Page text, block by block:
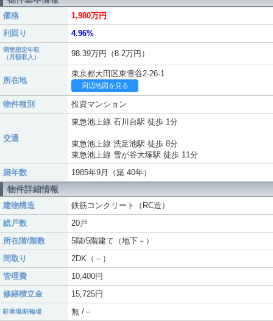
価格
1,980万円
利回り
4.96%
満室想定年収
（月額収入）
98.39万円（8.2万円）
所在地
東京都大田区東雪谷2-26-1
周辺地図を見る
物件種別 投資マンション
交通
東急池上線 石川台駅 徒歩 1分
東急池上線 洗足池駅 徒歩 8分
東急池上線 雪が谷大塚駅 徒歩 11分
築年数
1985年9月（築 40年）
物件詳細情報
建物構造
鉄筋コンクリート（RC造）
総戸数
20戸
所在階/階数
5階/5階建て（地下－）
間取り
2DK（－）
管理費
10,400円
修繕積立金
15,725円
駐車場/駐輪場
無 /－